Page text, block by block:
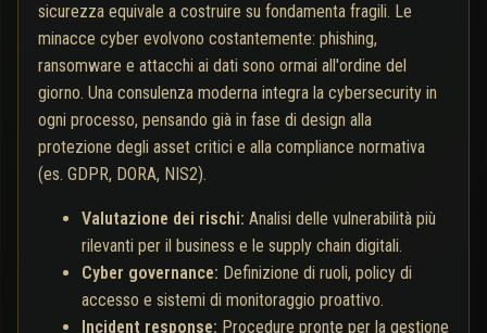
sicurezza equivale a costruire su fondamenta fragili. Le
minacce cyber evolvono costantemente: phishing,
ransomware e attacchi ai dati sono ormai all'ordine del
giorno. Una consulenza moderna integra la cybersecurity in
ogni processo, pensando già in fase di design alla
protezione degli asset critici e alla compliance normativa
(es. GDPR, DORA, NIS2).
Valutazione dei rischi: Analisi delle vulnerabilità più
rilevanti per il business e le supply chain digitali.
Cyber governance: Definizione di ruoli, policy di
accesso e sistemi di monitoraggio proattivo.
Incident response: Procedure pronte per la gestione